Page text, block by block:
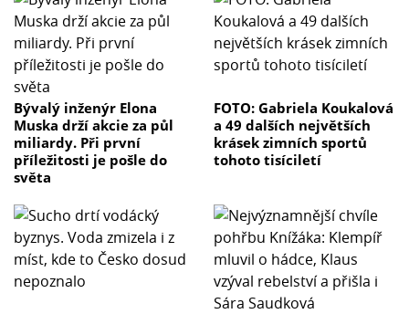
Bývalý inženýr Elona
Muska drží akcie za půl
miliardy. Při první
příležitosti je pošle do
světa
FOTO: Gabriela Koukalová
a 49 dalších největších
krásek zimních sportů
tohoto tisíciletí